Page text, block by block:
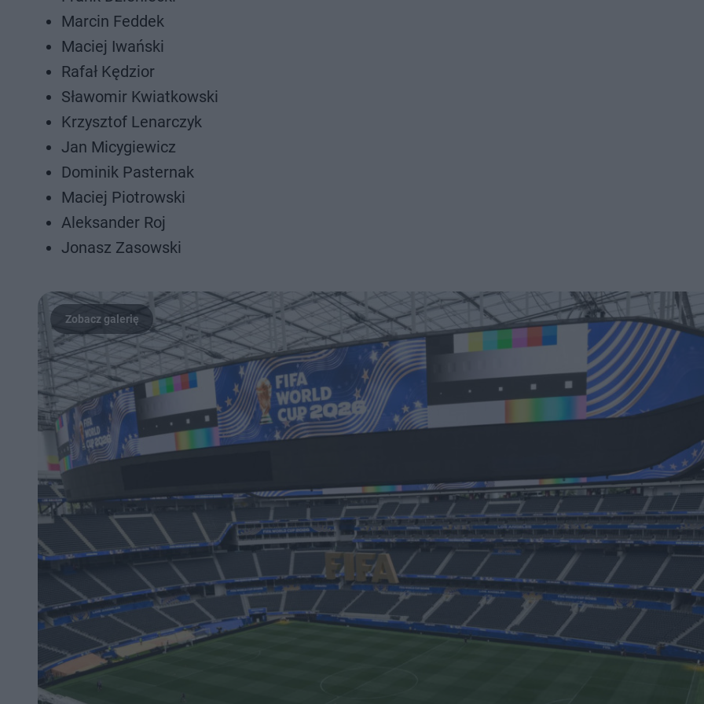
Marcin Feddek
Maciej Iwański
Rafał Kędzior
Sławomir Kwiatkowski
Krzysztof Lenarczyk
Jan Micygiewicz
Dominik Pasternak
Maciej Piotrowski
Aleksander Roj
Jonasz Zasowski